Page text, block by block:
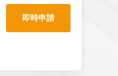
即時申請